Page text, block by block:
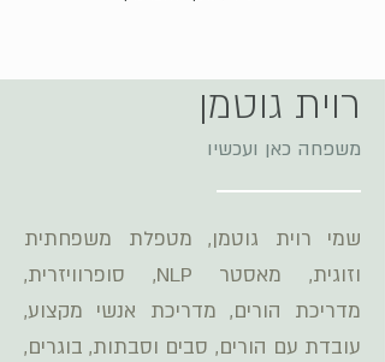
רוית גוטמן
משפחה כאן ועכשיו
שמי רוית גוטמן, מטפלת משפחתית
וזוגית, מאסטר NLP, סופרוויזרית,
מדריכת הורים, מדריכת אנשי מקצוע,
עובדת עם הורים, סבים וסבתות, בוגרים,